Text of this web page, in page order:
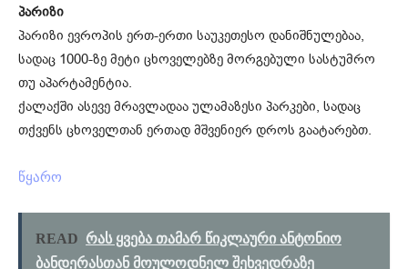
პარიზი
პარიზი ევროპის ერთ-ერთი საუკეთესო დანიშნულებაა,
სადაც 1000-ზე მეტი ცხოველებზე მორგებული სასტუმრო
თუ აპარტამენტია.
ქალაქში ასევე მრავლადაა ულამაზესი პარკები, სადაც
თქვენს ცხოველთან ერთად მშვენიერ დროს გაატარებთ.
წყარო
READ რას ყვება თამარ წიკლაური ანტონიო
ბანდერასთან მოულოდნელ შეხვედრაზე